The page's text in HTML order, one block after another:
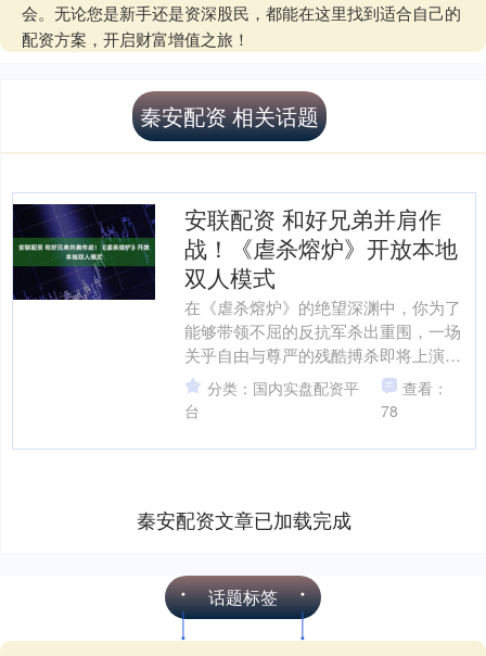
会。无论您是新手还是资深股民，都能在这里找到适合自己的
配资方案，开启财富增值之旅！
秦安配资 相关话题
安联配资 和好兄弟并肩作
战！《虐杀熔炉》开放本地
双人模式
在《虐杀熔炉》的绝望深渊中，你为了
能够带领不屈的反抗军杀出重围，一场
关乎自由与尊严的残酷搏杀即将上演！
你，是否已准备好迎接这场血与火交织
的终极洗礼？体验拳拳到骨....
分类：国内实盘配资平
台
查看：
78
秦安配资文章已加载完成
话题标签